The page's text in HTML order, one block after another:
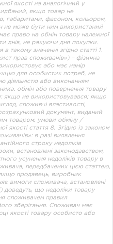
якості на аналогічний у
якщо товар не
габаритами, фасоном, кольором,
не може бути ним використаний
право на обмін товару належної
днів, не рахуючи дня покупки.
такому значенні згідно статті 1.
прав споживачів») – фізична
або має намір
для особистих потреб, не
діяльністю або виконанням
обмін або повернення товару
якщо не використовувався; якщо
споживчі властивості,
документ, виданий
товаром. умови обміну /
якості стаття 8. Згідно із законом
в разі виявлення
строку недоліків
встановлені законодавством,
усунення недоліків товару в
передбачених цією статтею,
продавець, виробник
вимоги споживача, встановлені
доведуть, що недоліки товару
споживачем правил
зберігання. Споживач має
якості товару особисто або